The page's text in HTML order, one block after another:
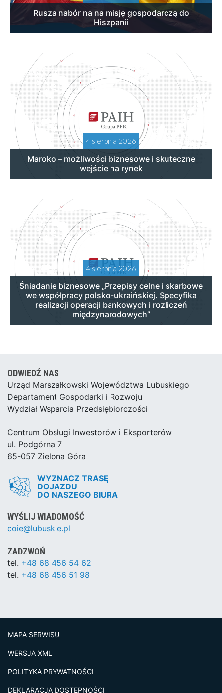
Rusza nabór na na misję gospodarczą do
Hiszpanii
4 sierpnia 2026
Maroko – możliwości biznesowe i skuteczne
wejście na rynek
4 sierpnia 2026
Śniadanie biznesowe „Przepisy celne i skarbowe
we współpracy polsko-ukraińskiej. Specyfika
realizacji operacji bankowych i rozliczeń
międzynarodowych”
ODWIEDŹ NAS
Urząd Marszałkowski Województwa Lubuskiego
Departament Gospodarki i Rozwoju
Wydział Wsparcia Przedsiębiorczości
Centrum Obsługi Inwestorów i Eksporterów
ul. Podgórna 7
65-057 Zielona Góra
WYZNACZ TRASĘ
DOJAZDU
DO NASZEGO BIURA
WYŚLIJ WIADOMOŚĆ
coie@lubuskie.pl
ZADZWOŃ
tel. +48 68 456 54 62
tel. +48 68 456 51 98
MAPA SERWISU
WERSJA XML
POLITYKA PRYWATNOŚCI
DEKLARACJA DOSTĘPNOŚCI